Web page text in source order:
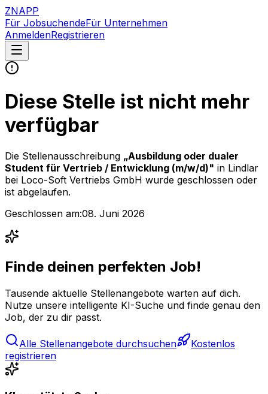
ZNAPP
Für JobsuchendeFür Unternehmen
AnmeldenRegistrieren
Diese Stelle ist nicht mehr
verfügbar
Die Stellenausschreibung „Ausbildung oder dualer
Student für Vertrieb / Entwicklung (m/w/d)" in Lindlar
bei Loco-Soft Vertriebs GmbH wurde geschlossen oder
ist abgelaufen.
Geschlossen am:08. Juni 2026
Finde deinen perfekten Job!
Tausende aktuelle Stellenangebote warten auf dich.
Nutze unsere intelligente KI-Suche und finde genau den
Job, der zu dir passt.
Alle Stellenangebote durchsuchen
Kostenlos
registrieren